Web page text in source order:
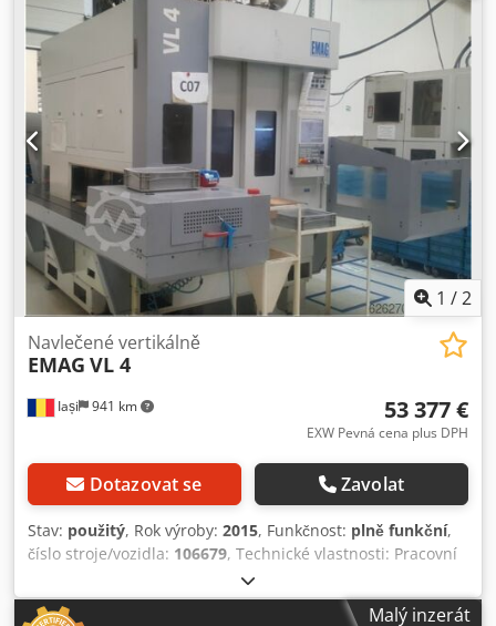
1 /2
Iași 941 km
Navlečené vertikálně
EMAG VL 4
53 377 €
EXW Pevná cena plus DPH
Dotazovat se Zavolat
Stav: použitý, Rok výroby: 2015, Funkčnost: plně funkční,
číslo stroje/vozidla: 106679, Technické vlastnosti: Pracovní
oblast # Průměr sklíčidla: 260 mm # Maximální hmotnost
obrobku: 150 kg # Průměr otočení: 280 mm # Maximální
Malý inzerát